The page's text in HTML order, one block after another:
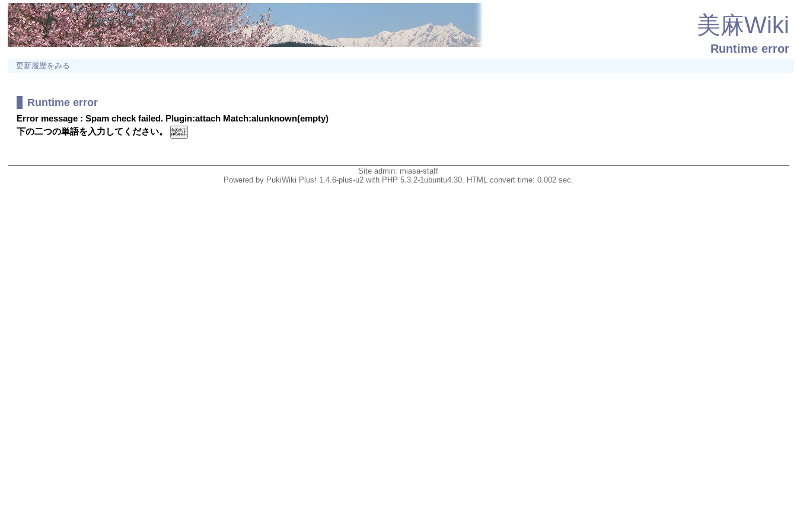
美麻Wiki
Runtime error
更新履歴をみる
Runtime error
Error message : Spam check failed. Plugin:attach Match:alunknown(empty)
下の二つの単語を入力してください。
Site admin: miasa-staff
Powered by PukiWiki Plus! 1.4.6-plus-u2 with PHP 5.3.2-1ubuntu4.30. HTML convert time: 0.002 sec.